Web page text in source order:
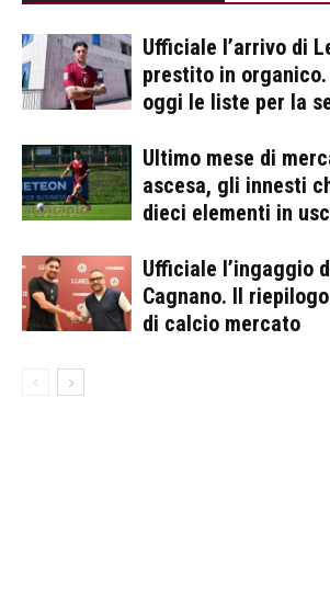
Ufficiale l’arrivo di
prestito in organico.
oggi le liste per la
Ultimo mese di
ascesa, gli innesti
dieci elementi in
Ufficiale l’ingaggio
Cagnano. Il
di calcio mercato